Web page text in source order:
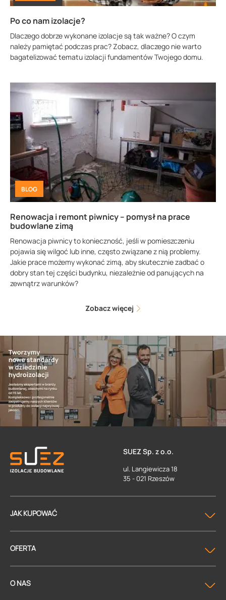
Po co nam izolacje?
Dlaczego dobrze wykonane izolacje są tak ważne? O czym
należy pamiętać podczas prac? Zobacz, dlaczego nie warto
bagatelizować tematu izolacji fundamentów Twojego domu.
BLOG
Renowacja i remont piwnicy – pomysł na prace
budowlane zimą
Renowacja piwnicy to konieczność, jeśli w pomieszczeniu
pojawia się wilgoć lub inne, często związane z nią problemy.
Jakie prace możemy wykonać zimą, aby skutecznie zadbać o
dobry stan tej części budynku, niezależnie od panujących na
zewnątrz warunków?
Zobacz więcej
SUEZ Sp. z o.o.
ul. Langiewicza 18
35 - 021 Rzeszów
JAK KUPOWAĆ
OFERTA
O NAS